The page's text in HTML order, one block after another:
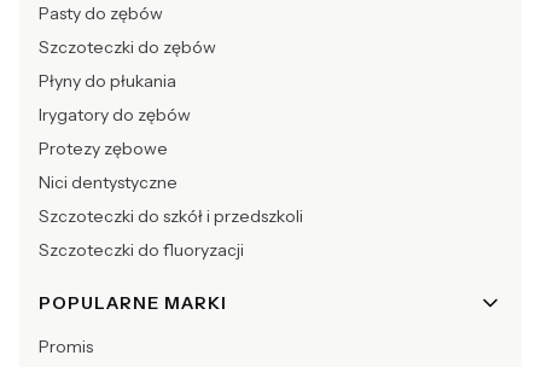
Pasty do zębów
Szczoteczki do zębów
Płyny do płukania
Irygatory do zębów
Protezy zębowe
Nici dentystyczne
Szczoteczki do szkół i przedszkoli
Szczoteczki do fluoryzacji
POPULARNE MARKI
Promis